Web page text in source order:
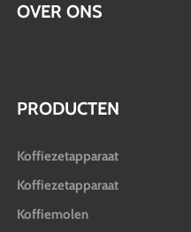
OVER ONS
PRODUCTEN
Koffiezetapparaat
Koffiezetapparaat
Koffiemolen